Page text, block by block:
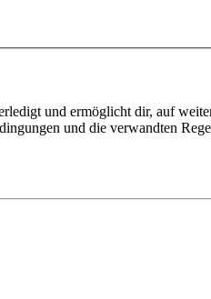
und ermöglicht dir, auf
und die verwandten